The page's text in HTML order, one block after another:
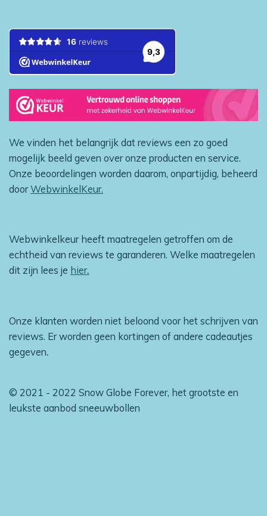
We vinden het belangrijk dat reviews een zo goed
mogelijk beeld geven over onze producten en service.
Onze beoordelingen worden daarom, onpartijdig, beheerd
doorWebwinkelKeur.
Webwinkelkeur heeft maatregelen getroffen om de
echtheid van reviews te garanderen. Welke maatregelen
dit zijn lees je hier.
Onze klanten worden niet beloond voor het schrijven van
reviews. Er worden geen kortingen of andere cadeautjes
gegeven.
© 2021 - 2022 Snow Globe Forever, het grootste en
leukste aanbod sneeuwbollen